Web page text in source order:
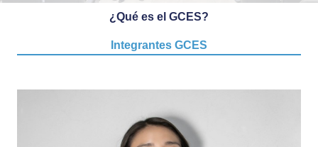
¿Qué es el GCES?
Integrantes GCES